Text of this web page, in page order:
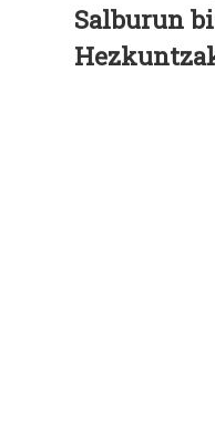
Salburun